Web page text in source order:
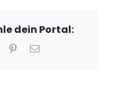
dein Portal:
WhatsApp
PinterestEmail